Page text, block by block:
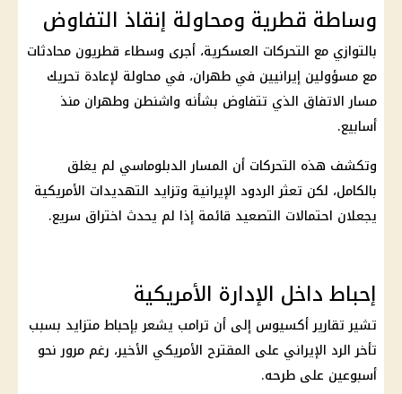
وساطة قطرية ومحاولة إنقاذ التفاوض
بالتوازي مع التحركات العسكرية، أجرى وسطاء قطريون محادثات
مع مسؤولين إيرانيين في طهران، في محاولة لإعادة تحريك
مسار الاتفاق الذي تتفاوض بشأنه واشنطن وطهران منذ
أسابيع.
وتكشف هذه التحركات أن المسار الدبلوماسي لم يغلق
بالكامل، لكن تعثر الردود الإيرانية وتزايد التهديدات الأمريكية
يجعلان احتمالات التصعيد قائمة إذا لم يحدث اختراق سريع.
إحباط داخل الإدارة الأمريكية
تشير تقارير أكسيوس إلى أن ترامب يشعر بإحباط متزايد بسبب
تأخر الرد الإيراني على المقترح الأمريكي الأخير، رغم مرور نحو
أسبوعين على طرحه.